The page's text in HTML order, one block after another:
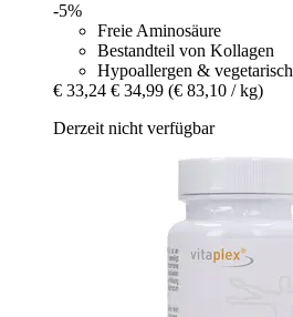
-5%
Freie Aminosäure
Bestandteil von Kollagen
Hypoallergen & vegetarisch
€ 33,24 € 34,99 (€ 83,10 / kg)
Derzeit nicht verfügbar